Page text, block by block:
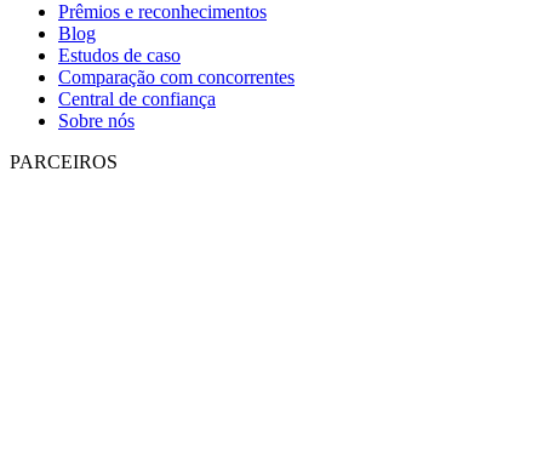
Prêmios e reconhecimentos
Blog
Estudos de caso
Comparação com concorrentes
Central de confiança
Sobre nós
PARCEIROS